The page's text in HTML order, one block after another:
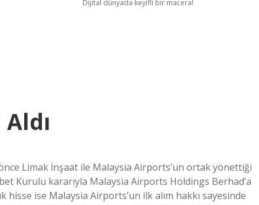
Dijital dünyada keyifli bir macera!
önce Limak İnşaat ile Malaysia Airports’un ortak yönettiği
Kurulu kararıyla Malaysia Airports Holdings Berhad’a
hisse ise Malaysia Airports’un ilk alım hakkı sayesinde